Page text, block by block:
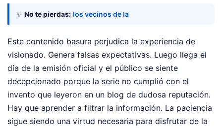
✨ No te pierdas: los vecinos de la
Este contenido basura perjudica la experiencia de
visionado. Genera falsas expectativas. Luego llega el
día de la emisión oficial y el público se siente
decepcionado porque la serie no cumplió con el
invento que leyeron en un blog de dudosa reputación.
Hay que aprender a filtrar la información. La paciencia
sigue siendo una virtud necesaria para disfrutar de la